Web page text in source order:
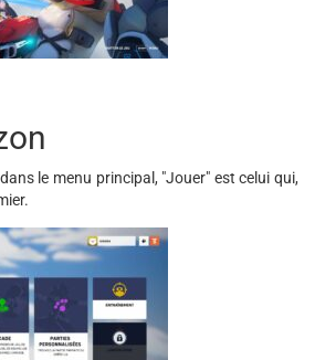
le menu principal, "Jouer" est celui qui,